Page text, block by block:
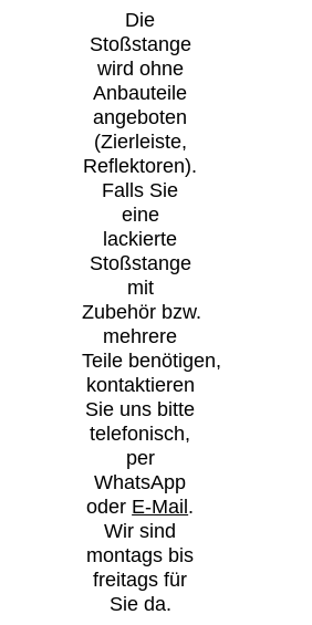
Die
Stoßstange
wird ohne
Anbauteile
angeboten
(Zierleiste,
Reflektoren).
Falls Sie
eine
lackierte
Stoßstange
mit
Zubehör bzw.
mehrere
Teile benötigen,
kontaktieren
Sie uns bitte
telefonisch,
per
WhatsApp
oder E-Mail.
Wir sind
montags bis
freitags für
Sie da.